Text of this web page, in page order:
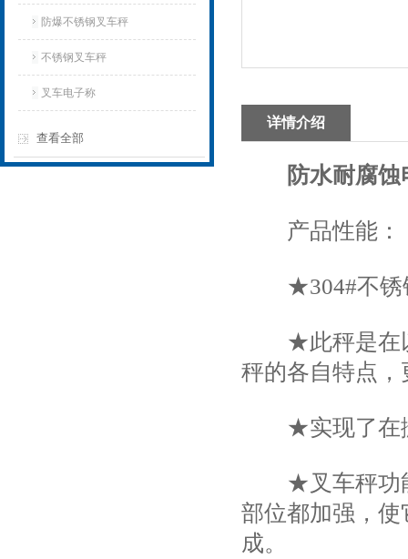
防爆不锈钢叉车秤
不锈钢叉车秤
叉车电子称
查看全部
详情介绍
防水耐腐
产品性能：
★304#不锈钢
★此秤是在以
秤的各自特点
★实现了在搬
★叉车秤功能
部位都加强，
成。